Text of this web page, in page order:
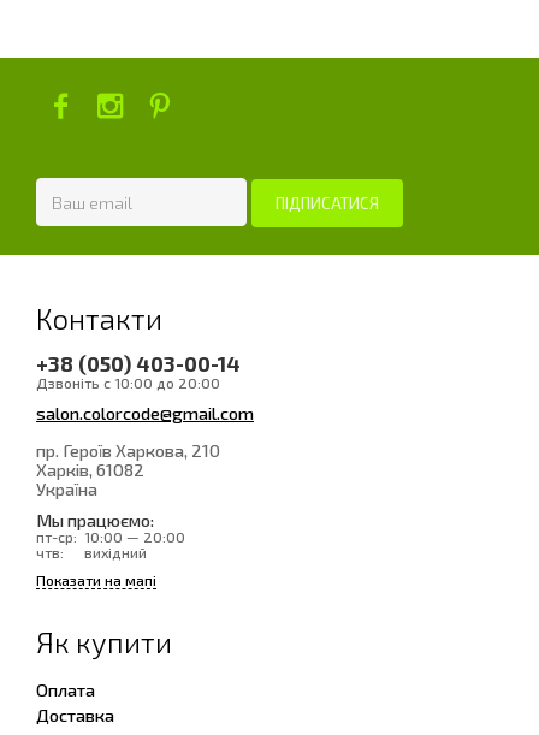
Контакти
+38 (050) 403-00-14
Дзвоніть с 10:00 до 20:00
salon.colorcode@gmail.com
пр. Героїв Харкова, 210
Харків, 61082
Україна
Мы працюємо:
пт-ср: 10:00 — 20:00
чтв:
вихідний
Показати на мапі
Як купити
Оплата
Доставка